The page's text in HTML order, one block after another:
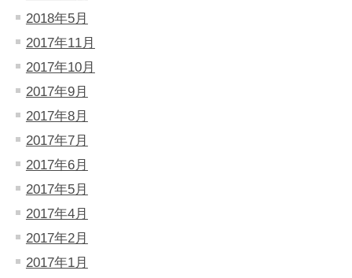
2018年5月
2017年11月
2017年10月
2017年9月
2017年8月
2017年7月
2017年6月
2017年5月
2017年4月
2017年2月
2017年1月